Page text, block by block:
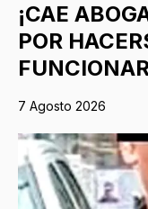
¡CAE
POR
7 Agosto 2026